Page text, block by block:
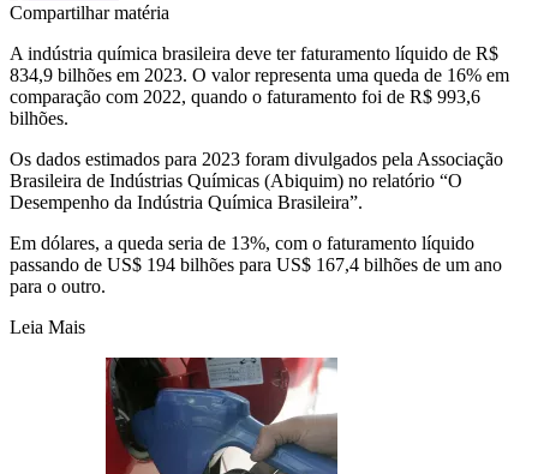
Compartilhar matéria
A indústria química brasileira deve ter faturamento líquido de R$
834,9 bilhões em 2023. O valor representa uma queda de 16% em
comparação com 2022, quando o faturamento foi de R$ 993,6
bilhões.
Os dados estimados para 2023 foram divulgados pela Associação
Brasileira de Indústrias Químicas (Abiquim) no relatório “O
Desempenho da Indústria Química Brasileira”.
Em dólares, a queda seria de 13%, com o faturamento líquido
passando de US$ 194 bilhões para US$ 167,4 bilhões de um ano
para o outro.
Leia Mais